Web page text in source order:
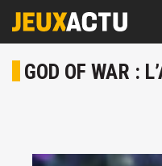
GOD OF WAR :